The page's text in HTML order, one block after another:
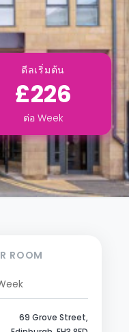
ดีลเริ่มต้น
£226
ต่อ Week
ROOM
69 Grove Street,